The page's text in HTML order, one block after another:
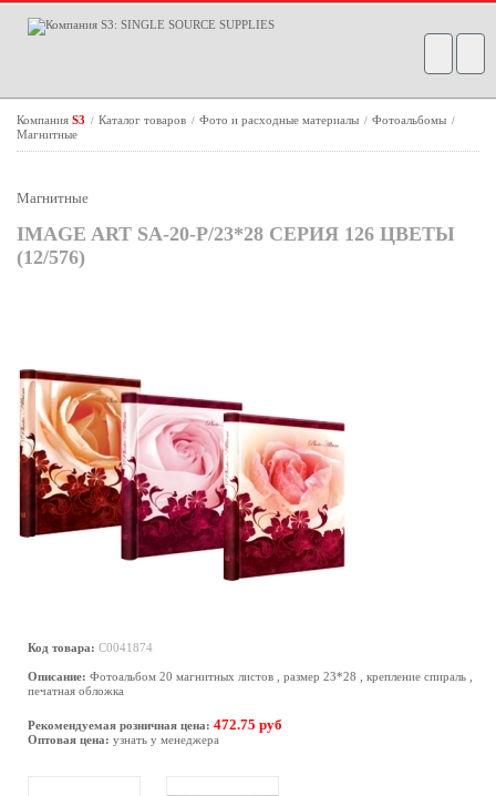
Компания S3 / Каталог товаров / Фото и расходные материалы / Фотоальбомы /
Магнитные
Магнитные
IMAGE ART SA-20-Р/23*28 СЕРИЯ 126 ЦВЕТЫ
(12/576)
Код товара: C0041874
Описание: Фотоальбом 20 магнитных листов , размер 23*28 , крепление спираль ,
печатная обложка
Рекомендуемая розничная цена: 472.75 руб
Оптовая цена: узнать у менеджера